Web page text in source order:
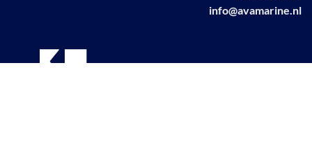
info@avamarine.nl